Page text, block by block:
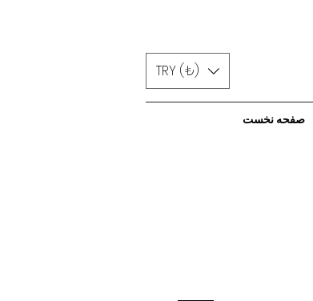
TRY (₺)
صفحه نخست